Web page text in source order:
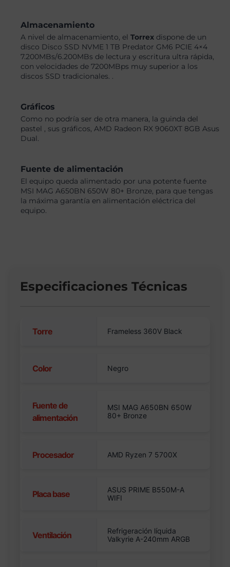
Almacenamiento
A nivel de almacenamiento, elTorrex dispone de un
disco Disco SSD NVME 1 TB Predator GM6 PCIE 4×4
7.200MBs/6.200MBs de lectura y escritura ultra rápida,
con velocidades de 7200MBps muy superior a los
discos SSD tradicionales. .
Gráficos
Como no podría ser de otra manera, la guinda del
pastel , sus gráficos, AMD Radeon RX 9060XT 8GB Asus
Dual.
Fuente de alimentación
El equipo queda alimentado por una potente fuente
MSI MAG A650BN 650W 80+ Bronze, para que tengas
la máxima garantía en alimentación eléctrica del
equipo.
Especificaciones Técnicas
Torre Frameless 360V Black
Color Negro
Fuente de
alimentación
MSI MAG A650BN 650W
80+ Bronze
Procesador AMD Ryzen 7 5700X
Placa base
ASUS PRIME B550M-A
WIFI
Ventilación
Refrigeración líquida
Valkyrie A-240mm ARGB